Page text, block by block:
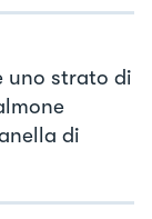
uno strato di
di